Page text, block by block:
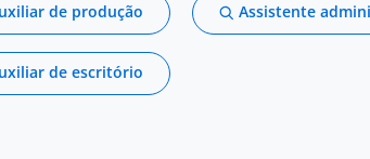
de produção Assistente
de escritório